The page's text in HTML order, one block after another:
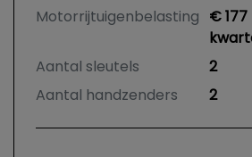
Motorrijtuigenbelasting € 177
Aantal sleutels
2
Aantal handzenders
2